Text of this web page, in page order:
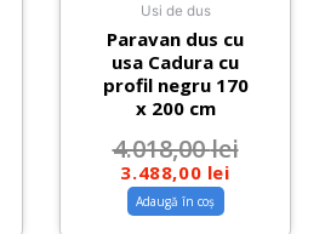
Usi de dus
Paravan dus cu
usa Cadura cu
profil negru 170
x 200 cm
4.018,00lei
3.488,00 lei
Adaugă în coș